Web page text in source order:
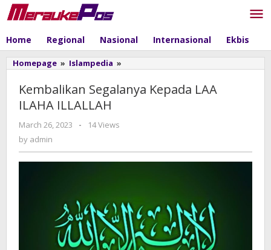
Skip
to
Home Regional Nasional Internasional Ekbis
Homepage » Islampedia »
Kepada
LAA
Kembalikan Segalanya Kepada LAA
ILAHA ILLALLAH
March 26, 2023
by
-
14 Views
by admin